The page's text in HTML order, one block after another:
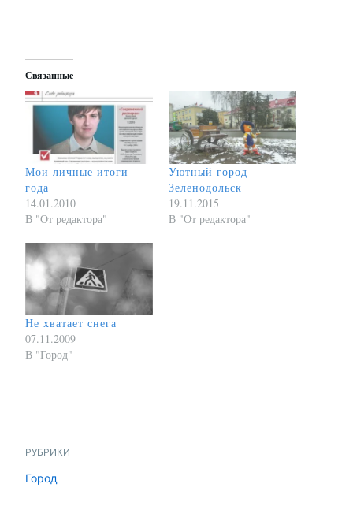
Связанные
Мои личные итоги
года
14.01.2010
В "От редактора"
Уютный город
Зеленодольск
19.11.2015
В "От редактора"
Не хватает снега
07.11.2009
В "Город"
РУБРИКИ
Город